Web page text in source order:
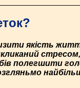
якість
полегшити